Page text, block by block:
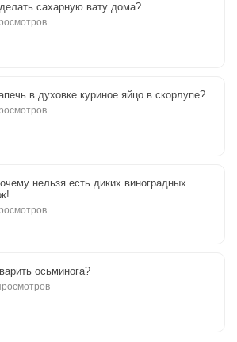
сахарную вату дома?
в духовке куриное яйцо в скорлупе?
нельзя есть диких виноградных
осьминога?